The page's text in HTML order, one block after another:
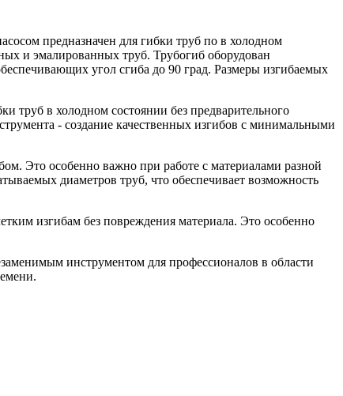
предназначен для гибки труб по в холодном
и эмалированных труб. Трубогиб оборудован
угол сгиба до 90 град. Размеры изгибаемых
труб в холодном состоянии без предварительного
- создание качественных изгибов с минимальными
Это особенно важно при работе с материалами разной
диаметров труб, что обеспечивает возможность
изгибам без повреждения материала. Это особенно
инструментом для профессионалов в области